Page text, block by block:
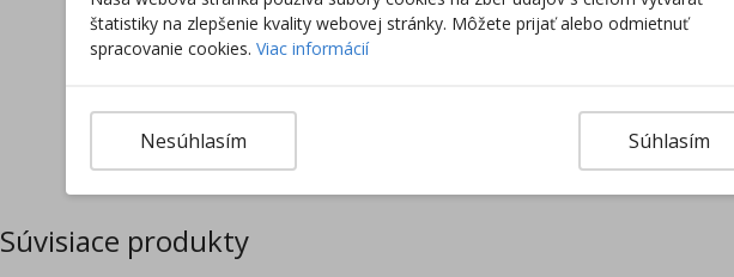
Súvisiace produkty
štatistiky na zlepšenie kvality webovej stránky. Môžete prijať alebo odmietnuť
spracovanie cookies. Viac informácií
Súhlasím
Nesúhlasím